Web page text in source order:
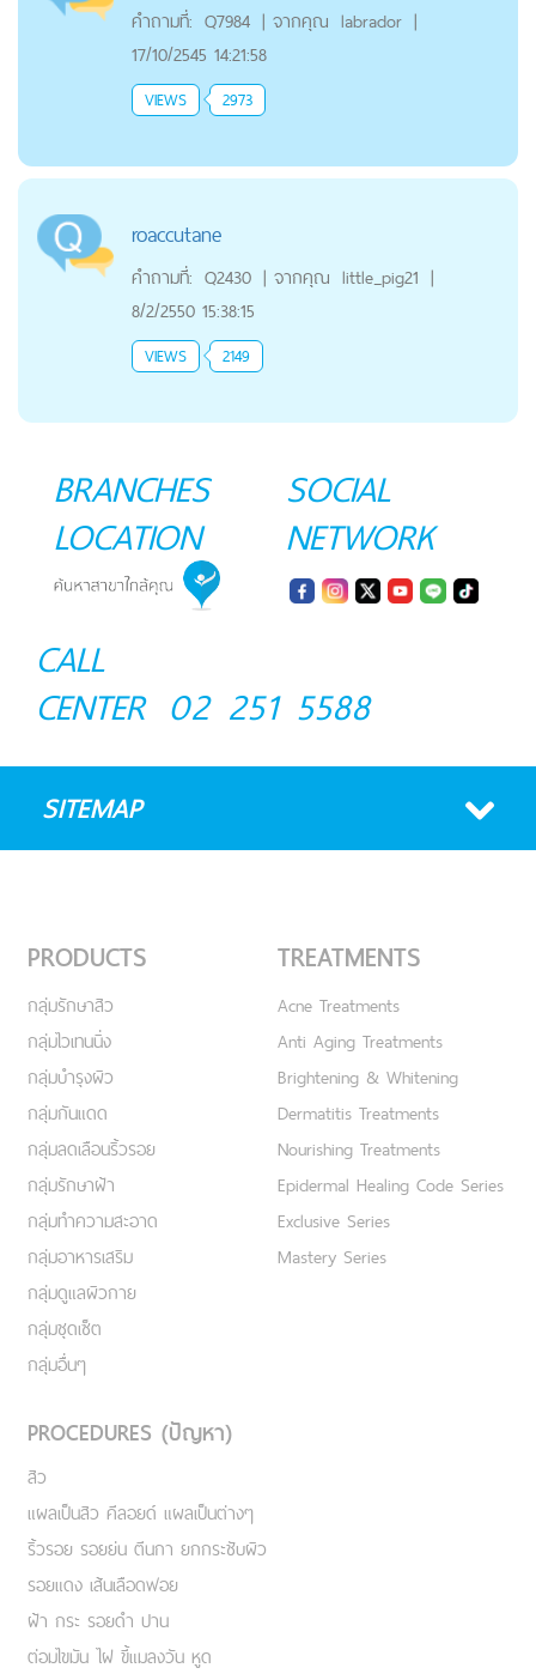
คำถามที่: Q7984 | จากคุณ labrador |
17/10/2545 14:21:58
VIEWS 2973
roaccutane
คำถามที่: Q2430 | จากคุณ little_pig21 |
8/2/2550 15:38:15
VIEWS 2149
BRANCHES
LOCATION
SOCIAL
NETWORK
CALL
CENTER 02 251 5588
SITEMAP
PRODUCTS
กลุ่มรักษาสิว
กลุ่มไวเทนนิ่ง
กลุ่มบำรุงผิว
กลุ่มกันแดด
กลุ่มลดเลือนริ้วรอย
กลุ่มรักษาฝ้า
กลุ่มทำความสะอาด
กลุ่มอาหารเสริม
กลุ่มดูแลผิวกาย
กลุ่มชุดเซ็ต
กลุ่มอื่นๆ
TREATMENTS
Acne Treatments
Anti Aging Treatments
Brightening & Whitening
Dermatitis Treatments
Nourishing Treatments
Epidermal Healing Code Series
Exclusive Series
Mastery Series
PROCEDURES (ปัญหา)
สิว
แผลเป็นสิว คีลอยด์ แผลเป็นต่างๆ
ริ้วรอย รอยย่น ตีนกา ยกกระชับผิว
รอยแดง เส้นเลือดฟอย
ฝ้า กระ รอยดำ ปาน
ต่อมไขมัน ไฝ ขี้แมลงวัน หูด